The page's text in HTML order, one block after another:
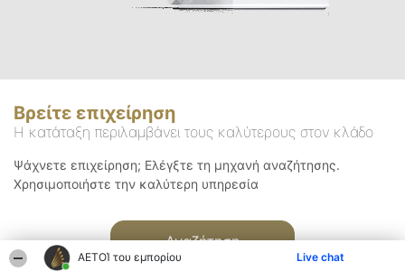
ΑΕΤΟΊ του εμπορίου Live chat
Βρείτε επιχείρηση
Η κατάταξη περιλαμβάνει τους καλύτερους στον κλάδο
Ψάχνετε επιχείρηση; Ελέγξτε τη μηχανή αναζήτησης.
Χρησιμοποιήστε την καλύτερη υπηρεσία
Αναζήτηση